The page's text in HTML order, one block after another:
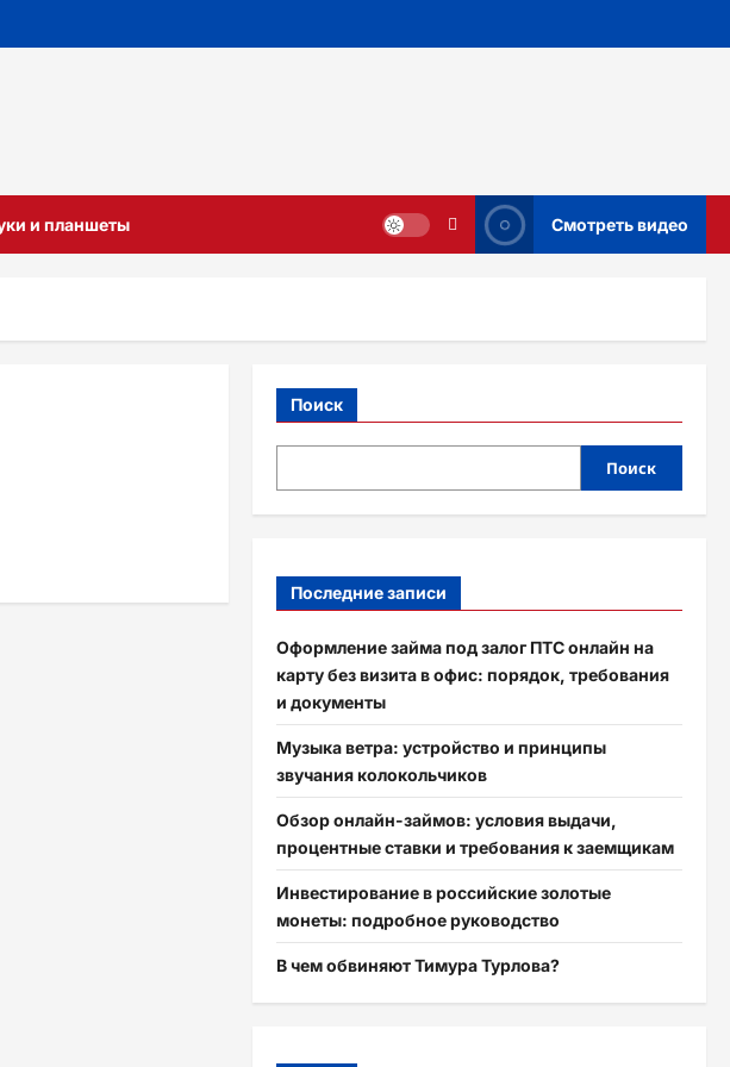
и планшеты Смотреть видео
Поиск
Поиск
Последние записи
Оформление займа под залог ПТС онлайн на
карту без визита в офис: порядок, требования
и документы
Музыка ветра: устройство и принципы
звучания колокольчиков
Обзор онлайн-займов: условия выдачи,
процентные ставки и требования к заемщикам
Инвестирование в российские золотые
монеты: подробное руководство
В чем обвиняют Тимура Турлова?